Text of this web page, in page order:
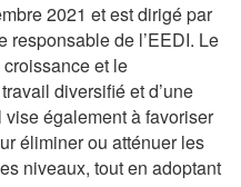
2021 et est dirigé par
responsable de l’EEDI. Le
et le
diversifié et d’une
également à favoriser
éliminer ou atténuer les
niveaux, tout en adoptant